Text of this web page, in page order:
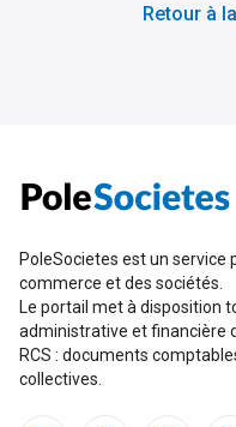
Retour à
PoleSocietes est un service
commerce et des sociétés.
Le portail met à disposition
administrative et financière
RCS : documents
collectives.